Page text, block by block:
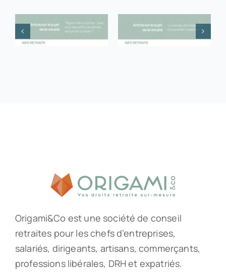
Origami&Co est une société de conseil
retraites pour les chefs d’entreprises,
salariés, dirigeants, artisans, commerçants,
professions libérales, DRH et expatriés.